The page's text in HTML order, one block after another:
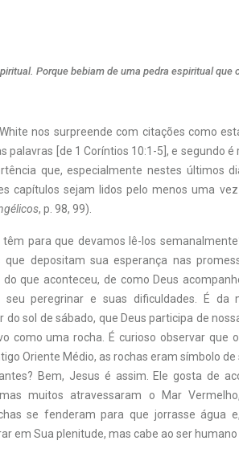
Porque bebiam de uma pedra espiritual que
nos surpreende com citações como
palavras [de 1 Coríntios 10:1-5], e segundo
que, especialmente nestes últimos
capítulos sejam lidos pelo menos uma
, p. 98, 99).
para que devamos lê-los
depositam sua esperança nas
que aconteceu, de como Deus
seu peregrinar e suas dificuldades. É da
sol de sábado, que Deus participa de
como uma rocha. É curioso observar que
Oriente Médio, as rochas eram símbolo
Bem, Jesus é assim. Ele gosta de
muitos atravessaram o Mar
se fenderam para que jorrasse água
em Sua plenitude, mas cabe ao ser